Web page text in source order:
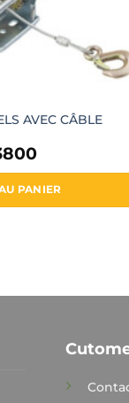
AVEC CÂBLE
PANIER